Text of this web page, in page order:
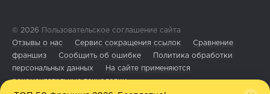
© 2026 Пользовательское соглашение сайта
Отзывы о нас
Сервис сокращения ссылок
Сравнение
франшиз
Сообщить об ошибке
Политика обработки
персональных данных
На сайте применяются
рекомендательные технологии